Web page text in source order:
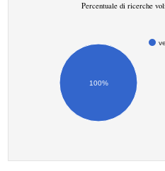
Percentuale di ricerche
100%